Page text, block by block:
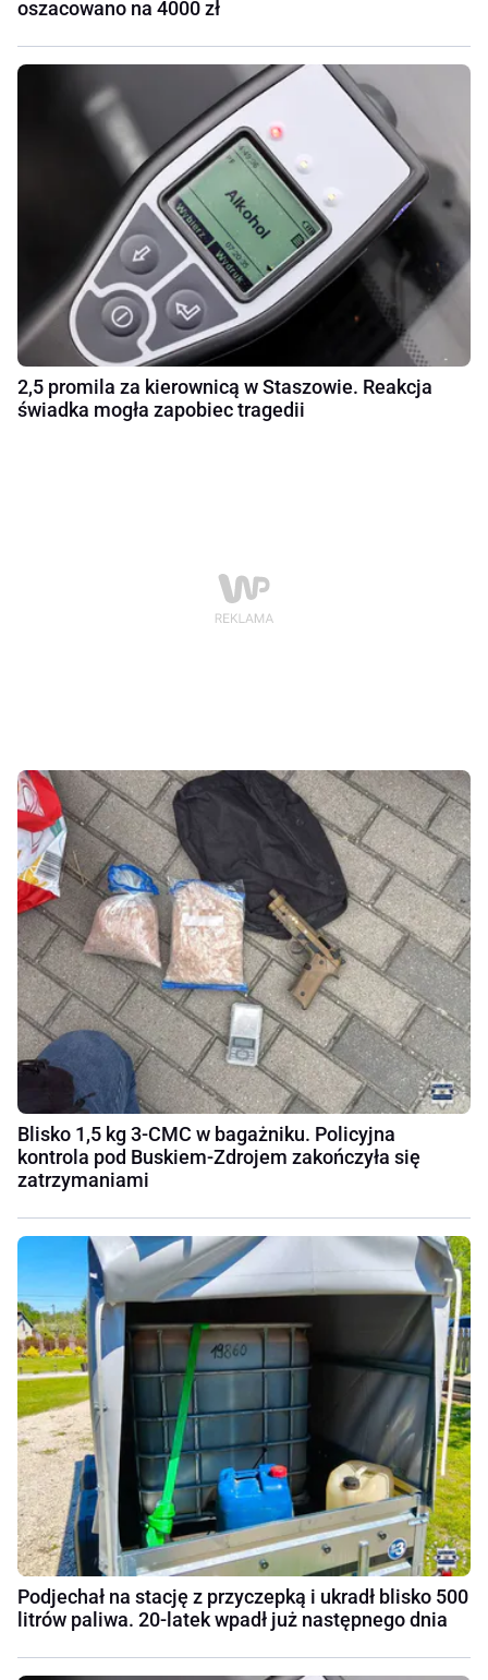
oszacowano na 4000 zł
2,5 promila za kierownicą w Staszowie. Reakcja
świadka mogła zapobiec tragedii
Blisko 1,5 kg 3-CMC w bagażniku. Policyjna
kontrola pod Buskiem-Zdrojem zakończyła się
zatrzymaniami
Podjechał na stację z przyczepką i ukradł blisko 500
litrów paliwa. 20-latek wpadł już następnego dnia